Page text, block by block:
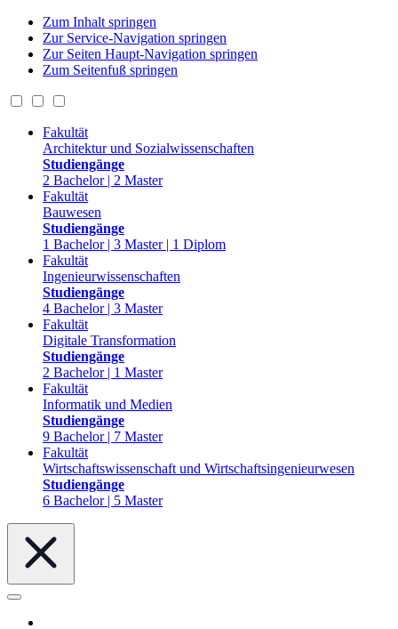
Zum Inhalt springen
Zur Service-Navigation springen
Zur Seiten Haupt-Navigation springen
Zum Seitenfuß springen
Fakultät
Architektur und Sozialwissenschaften
Studiengänge
2 Bachelor | 2 Master
Fakultät
Bauwesen
Studiengänge
1 Bachelor | 3 Master | 1 Diplom
Fakultät
Ingenieurwissenschaften
Studiengänge
4 Bachelor | 3 Master
Fakultät
Digitale Transformation
Studiengänge
2 Bachelor | 1 Master
Fakultät
Informatik und Medien
Studiengänge
9 Bachelor | 7 Master
Fakultät
Wirtschaftswissenschaft und Wirtschaftsingenieurwesen
Studiengänge
6 Bachelor | 5 Master